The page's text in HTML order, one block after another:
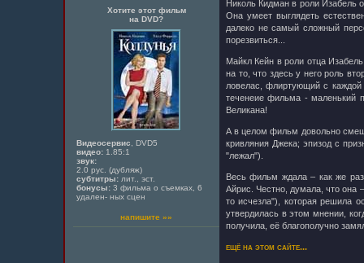
Хотите этот фильм
на DVD?
Видеосервис , DVD5
видео: 1.85:1
звук:
2.0 рус. (дубляж)
субтитры: лит., эст.
бонусы: 3 фильма о съемках, 6
удален- ных сцен
напишите »»
Николь Кидман в роли Изабель
Она умеет выглядеть
далеко не самый сложный
порезвиться...
Майкл Кейн в роли отца
на то, что здесь у него роль
ловелас, флиртующий с
теченеие фильма - маленький
Великана!
А в целом фильм довольно
кривляния Джека; эпизод с
"лежал").
Весь фильм ждала – как же
Айрис. Честно, думала, что она
то исчезла"), которая решила
утвердилась в этом мнении,
получила, её благополучно
ещё на этом сайте...